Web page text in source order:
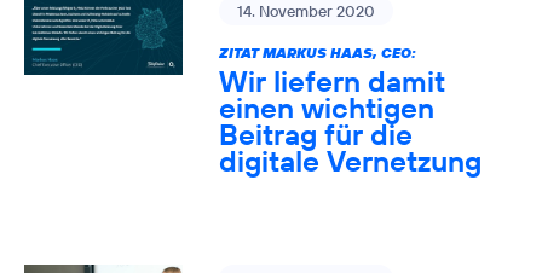
14. November 2020
ZITAT MARKUS HAAS, CEO:
Wir liefern damit
einen wichtigen
Beitrag für die
digitale Vernetzung